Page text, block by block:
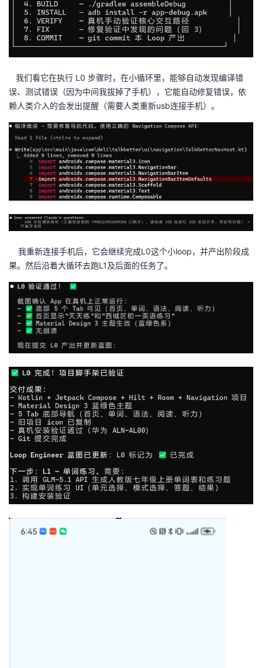
我们看它在执行 L0 步骤时，在小循环里，能够自动发现编译错
误、测试错误（因为中间我拔掉了手机），它能自动修复错误，依
赖人类介入的会发出提醒（需要人类重新usb连接手机）。
我重新连接手机后，它会继续完成L0这个小loop，并产出阶段成
果。然后沿着大循环去跑L1及后面的任务了。